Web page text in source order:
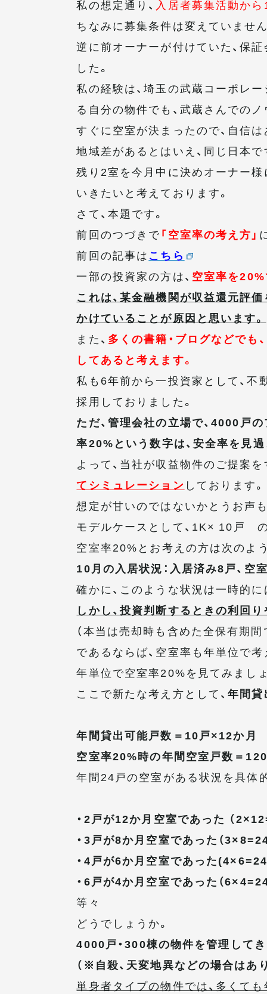
私の想定通り、 入居者募集活動か
ちなみに募集条件は変えていませ
逆に前オーナーが付けていた、保
した。
私の経験は、埼玉の武蔵コーポレ
る自分の物件でも、武蔵さんでの
すぐに空室が決まったので、自信
地域差があるとはいえ、同じ日本
残り2室を今月中に決めオーナー
いきたいと考えております。
さて、本題です。
前回のつづきで「空室率の考え方」
前回の記事はこちら
一部の投資家の方は、 空室率を
これは、某金融機関が収益還元評
かけていることが原因と思います。
また、 多くの書籍・ブログなどで
してあると考えます。
私も6年前から一投資家として、
採用しておりました。
ただ、管理会社の立場で、4000戸
率20%という数字は、安全率を見
よって、当社が収益物件のご提案
てシミュレーション しております。
想定が甘いのではないかとうお声
モデルケースとして、1K× 10戸
空室率20%とお考えの方は次のよ
10月の入居状況：入居済み8戸、空
確かに、このような状況は一時的
しかし、投資判断するときの利回
（本当は売却時も含めた全保有期間
であるならば、空室率も年単位で
年単位で空室率20%を見てみまし
ここで新たな考え方として、年間
年間貸出可能戸数＝10戸×12か
空室率20%時の年間空室戸数＝
年間24戸の空室がある状況を具体
・2戸が12か月空室であった （
・3戸が8か月空室であった（
・4戸が6か月空室であった(4×6=24
・6戸が4か月空室であった（
等々
どうでしょうか。
4000戸・300棟の物件を管理して
（※自殺、天変地異などの場合はあ
単身者タイプの物件では、多くて